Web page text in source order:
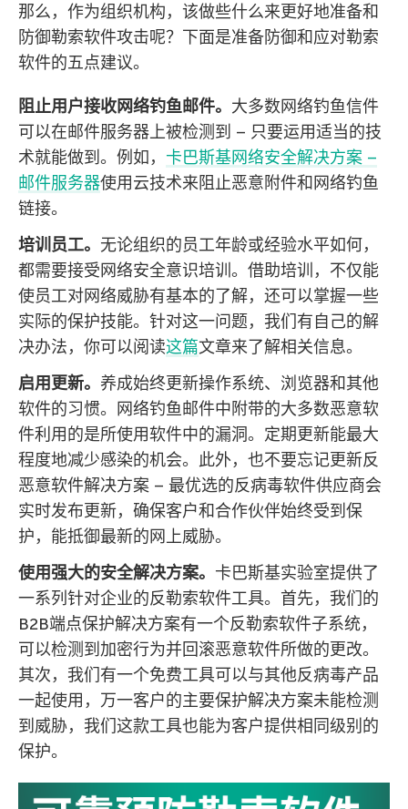
那么，作为组织机构，该做些什么来更好地准备和
防御勒索软件攻击呢？下面是准备防御和应对勒索
软件的五点建议。
阻止用户接收网络钓鱼邮件。 大多数网络钓鱼信件
可以在邮件服务器上被检测到 – 只要运用适当的技
术就能做到。例如， 卡巴斯基网络安全解决方案 –
邮件服务器使用云技术来阻止恶意附件和网络钓鱼
链接。
培训员工。 无论组织的员工年龄或经验水平如何，
都需要接受网络安全意识培训。借助培训，不仅能
使员工对网络威胁有基本的了解，还可以掌握一些
实际的保护技能。针对这一问题，我们有自己的解
决办法，你可以阅读这篇文章来了解相关信息。
启用更新。 养成始终更新操作系统、浏览器和其他
软件的习惯。网络钓鱼邮件中附带的大多数恶意软
件利用的是所使用软件中的漏洞。定期更新能最大
程度地减少感染的机会。此外，也不要忘记更新反
恶意软件解决方案 – 最优选的反病毒软件供应商会
实时发布更新，确保客户和合作伙伴始终受到保
护，能抵御最新的网上威胁。
使用强大的安全解决方案。 卡巴斯基实验室提供了
一系列针对企业的反勒索软件工具。首先，我们的
B2B端点保护解决方案有一个反勒索软件子系统，
可以检测到加密行为并回滚恶意软件所做的更改。
其次，我们有一个免费工具可以与其他反病毒产品
一起使用，万一客户的主要保护解决方案未能检测
到威胁，我们这款工具也能为客户提供相同级别的
保护。